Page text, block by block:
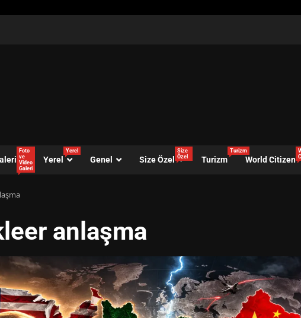
Foto
ve
Video
Galeri
Yerel
Yerel
Genel Size Özel
Size
Özel
Turizm
Turizm
World Citizen
anlaşma